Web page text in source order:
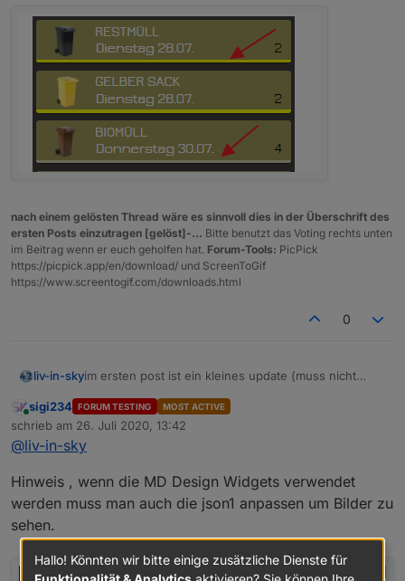
nach einem gelösten Thread wäre es sinnvoll dies in der Überschrift des
ersten Posts einzutragen [gelöst]-... Bitte benutzt das Voting rechts unten
im Beitrag wenn er euch geholfen hat. Forum-Tools: PicPick
https://picpick.app/en/download/ und ScreenToGif
https://www.screentogif.com/downloads.html
0
liv-in-skyim ersten post ist ein kleines update (muss nicht
html widget - dort werden die werte in einer anderen
farbe angezeigt, wenn termin am nächsten tag ist
bzw wenn daysleft ist kleiner gleich 1
einstellungen wurde ins setting nach oben
verschoben und müssen nicht mehr im script selbst
geändert werden
style für "am nächsten tag anstehend" (für html
tabelle - ganze zeile - siehe bild)
größe der bilder (für html tabelle)
statusBar Farbe für Material Design List Widget
Online
sigi234 FORUM TESTING MOST ACTIVE
schrieb am 26. Juli 2020, 13:42
zuletzt editiert von
@liv-in-sky
Hinweis , wenn die MD Design Widgets verwendet
werden muss man auch die json1 anpassen um Bilder zu
sehen.
Hallo! Könnten wir bitte einige zusätzliche Dienste für